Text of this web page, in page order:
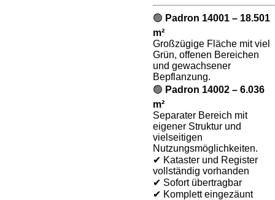
🟢 Padron 14001 – 18.501
m²
Großzügige Fläche mit viel
Grün, offenen Bereichen
und gewachsener
Bepflanzung.
🟢 Padron 14002 – 6.036
m²
Separater Bereich mit
eigener Struktur und
vielseitigen
Nutzungsmöglichkeiten.
✔ Kataster und Register
vollständig vorhanden
✔ Sofort übertragbar
✔ Komplett eingezäunt